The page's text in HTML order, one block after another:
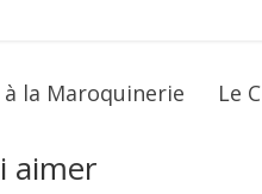
la Maroquinerie Le
aimer